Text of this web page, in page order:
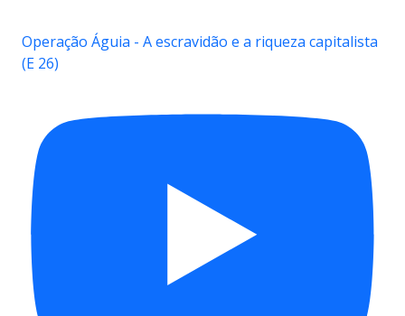
Operação Águia - A escravidão e a riqueza capitalista
(E 26)